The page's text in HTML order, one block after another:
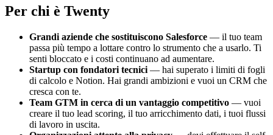
Per chi è Twenty
Grandi aziende che sostituiscono Salesforce — il tuo team
passa più tempo a lottare contro lo strumento che a usarlo. Ti
senti bloccato e i costi continuano ad aumentare.
Startup con fondatori tecnici — hai superato i limiti di fogli
di calcolo e Notion. Hai grandi ambizioni e vuoi un CRM che
cresca con te.
Team GTM in cerca di un vantaggio competitivo — vuoi
creare il tuo lead scoring, il tuo arricchimento dati, i tuoi flussi
di lavoro in uscita.